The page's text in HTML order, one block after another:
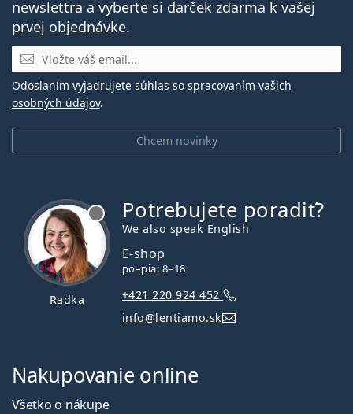
newslettra a vyberte si darček zdarma k vašej
prvej objednávke.
E-mail
Chcem novinky
Odoslaním vyjadrujete súhlas so spracovaním vašich
osobných údajov.
Radka
Potrebujete poradiť?
We also speak English
E-shop
po–pia: 8–18
+421 220 924 452
info@lentiamo.sk
Nakupovanie online
Všetko o nákupe